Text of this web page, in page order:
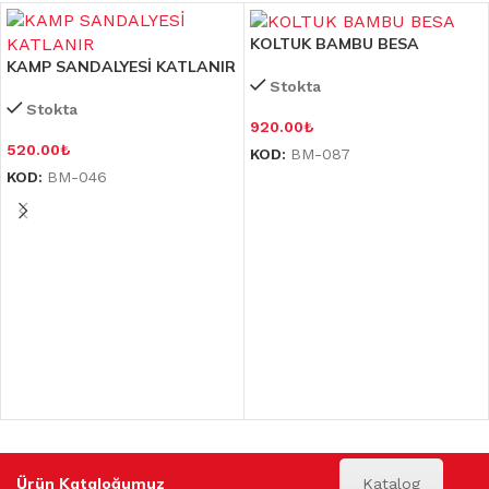
KAMP SANDALYESİ KATLANIR
Stokta
520.00₺
KOD: BM-046
KOLTUK BAMBU BESA
Stokta
920.00₺
KOD: BM-087
Ürün Kataloğumuz Katalog